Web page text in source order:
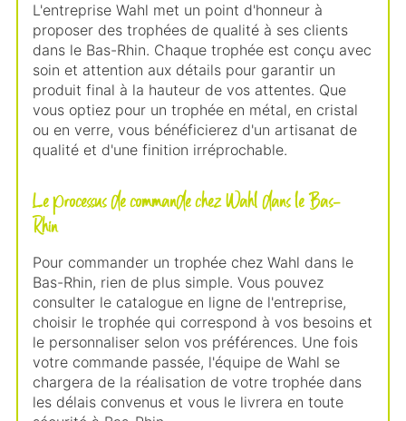
L'entreprise Wahl met un point d'honneur à
proposer des trophées de qualité à ses clients
dans le Bas-Rhin. Chaque trophée est conçu avec
soin et attention aux détails pour garantir un
produit final à la hauteur de vos attentes. Que
vous optiez pour un trophée en métal, en cristal
ou en verre, vous bénéficierez d'un artisanat de
qualité et d'une finition irréprochable.
Le processus de commande chez Wahl dans le Bas-
Rhin
Pour commander un trophée chez Wahl dans le
Bas-Rhin, rien de plus simple. Vous pouvez
consulter le catalogue en ligne de l'entreprise,
choisir le trophée qui correspond à vos besoins et
le personnaliser selon vos préférences. Une fois
votre commande passée, l'équipe de Wahl se
chargera de la réalisation de votre trophée dans
les délais convenus et vous le livrera en toute